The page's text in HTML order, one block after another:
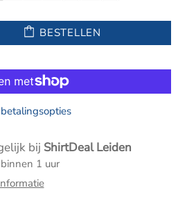
BESTELLEN
bij ShirtDeal Leiden
1 uur